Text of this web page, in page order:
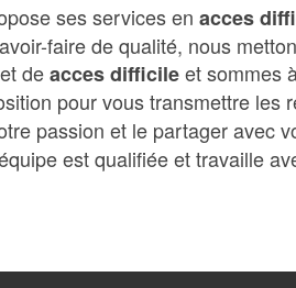
ses services en acces
faire de qualité, nous
deacces difficileet sommes
pour vous transmettre les
passion et le partager avec
est qualifiée et travaille